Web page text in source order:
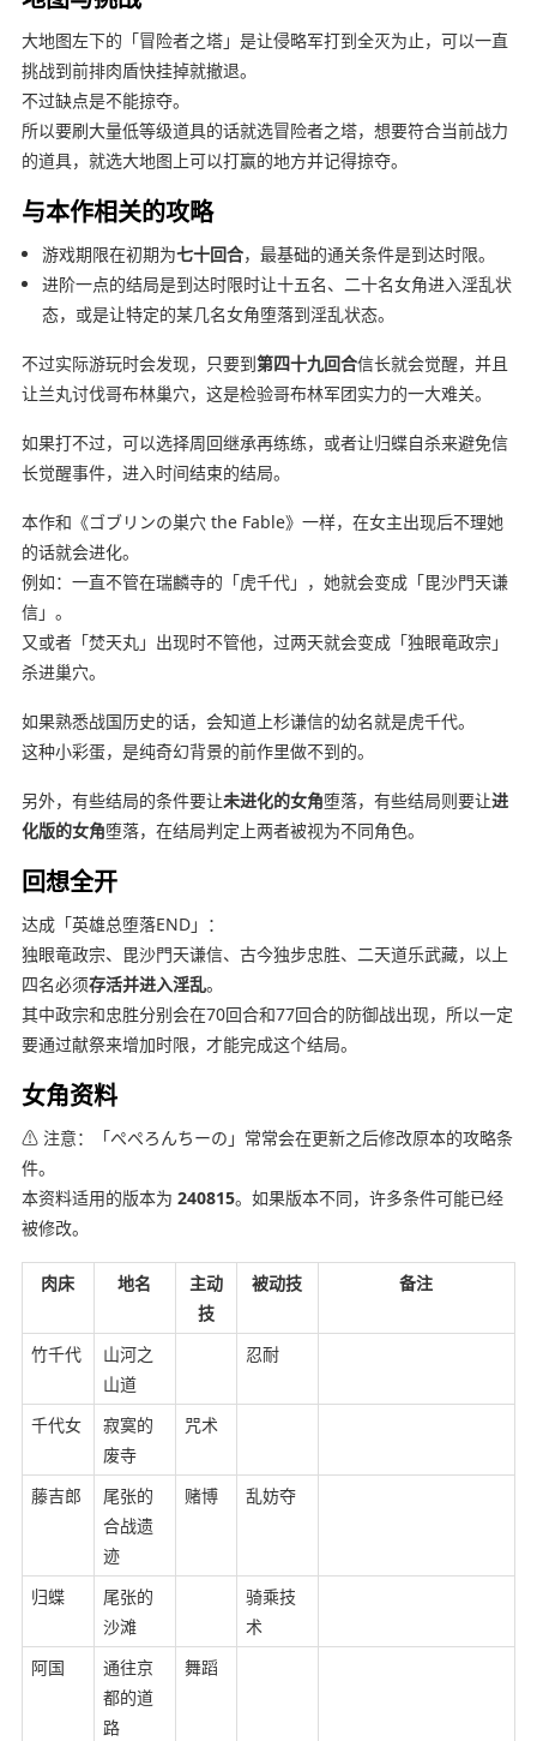
大地图左下的「冒险者之塔」是让侵略军打到全灭为止，可以一直
挑战到前排肉盾快挂掉就撤退。
不过缺点是不能掠夺。
所以要刷大量低等级道具的话就选冒险者之塔，想要符合当前战力
的道具，就选大地图上可以打赢的地方并记得掠夺。
与本作相关的攻略
游戏期限在初期为七十回合，最基础的通关条件是到达时限。
进阶一点的结局是到达时限时让十五名、二十名女角进入淫乱状
态，或是让特定的某几名女角堕落到淫乱状态。
不过实际游玩时会发现，只要到第四十九回合信长就会觉醒，并且
让兰丸讨伐哥布林巢穴，这是检验哥布林军团实力的一大难关。
如果打不过，可以选择周回继承再练练，或者让归蝶自杀来避免信
长觉醒事件，进入时间结束的结局。
本作和《ゴブリンの巣穴 the Fable》一样，在女主出现后不理她
的话就会进化。
例如：一直不管在瑞麟寺的「虎千代」，她就会变成「毘沙門天谦
信」。
又或者「焚天丸」出现时不管他，过两天就会变成「独眼竜政宗」
杀进巢穴。
如果熟悉战国历史的话，会知道上杉谦信的幼名就是虎千代。
这种小彩蛋，是纯奇幻背景的前作里做不到的。
另外，有些结局的条件要让未进化的女角堕落，有些结局则要让进
化版的女角堕落，在结局判定上两者被视为不同角色。
回想全开
达成「英雄总堕落END」：
独眼竜政宗、毘沙門天谦信、古今独步忠胜、二天道乐武藏，以上
四名必须存活并进入淫乱。
其中政宗和忠胜分别会在70回合和77回合的防御战出现，所以一定
要通过献祭来增加时限，才能完成这个结局。
女角资料
⚠ 注意：「ぺぺろんちーの」常常会在更新之后修改原本的攻略条
件。
本资料适用的版本为 240815。如果版本不同，许多条件可能已经
被修改。
肉床 地名
主动
技
被动技 备注
竹千代
山河之
山道
忍耐
千代女
寂寞的
废寺
咒术
藤吉郎
尾张的
合战遗
迹
赌博 乱妨夺
归蝶
尾张的
沙滩
骑乘技
术
阿国
通往京
都的道
路
舞蹈